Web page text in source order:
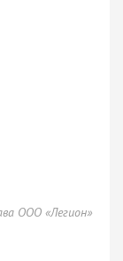
ООО «Легион»